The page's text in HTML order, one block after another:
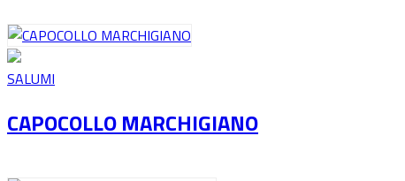
SALUMI
CAPOCOLLO MARCHIGIANO